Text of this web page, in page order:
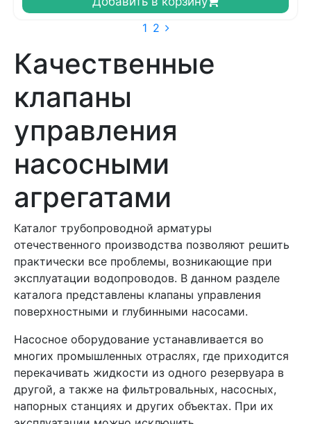
1 2
Качественные
клапаны
управления
насосными
агрегатами
Каталог трубопроводной арматуры
отечественного производства позволяют решить
практически все проблемы, возникающие при
эксплуатации водопроводов. В данном разделе
каталога представлены клапаны управления
поверхностными и глубинными насосами.
Насосное оборудование устанавливается во
многих промышленных отраслях, где приходится
перекачивать жидкости из одного резервуара в
другой, а также на фильтровальных, насосных,
напорных станциях и других объектах. При их